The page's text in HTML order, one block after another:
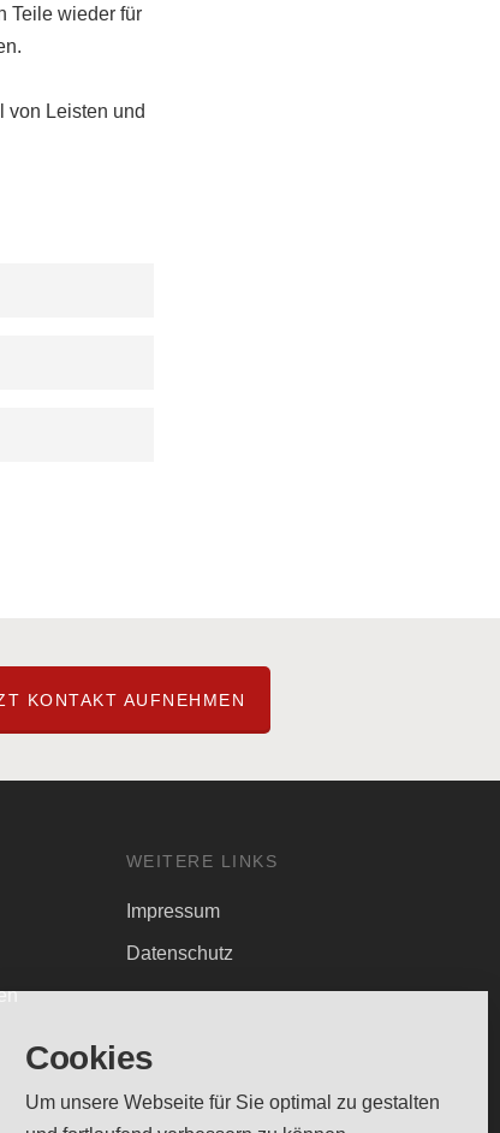
Teile wieder für
von Leisten und
KONTAKT AUFNEHMEN
WEITERE LINKS
Impressum
Datenschutz
Cookies
Um unsere Webseite für Sie optimal zu gestalten